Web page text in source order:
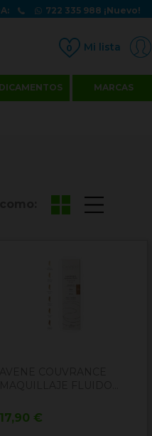
722 335 988 ¡Nuevo!
0
MARCAS
Precio
17,90 €